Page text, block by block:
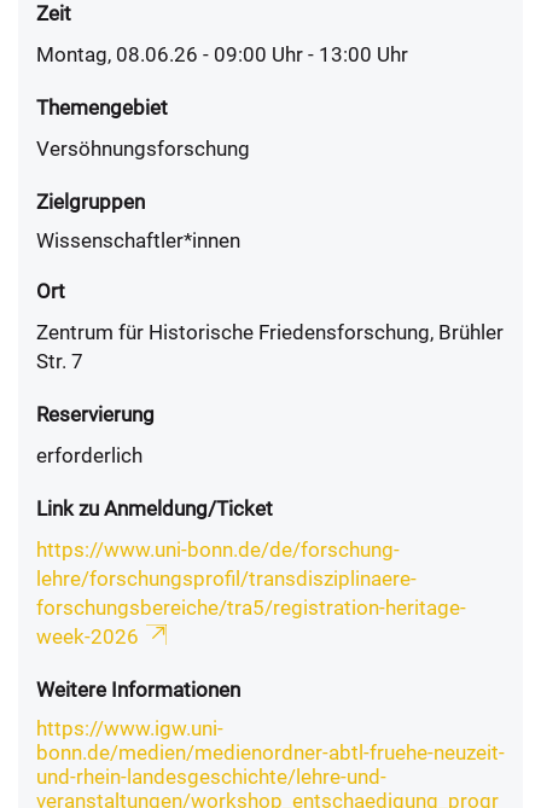
Zeit
Montag, 08.06.26 - 09:00 Uhr - 13:00 Uhr
Themengebiet
Versöhnungsforschung
Zielgruppen
Wissenschaftler*innen
Ort
Zentrum für Historische Friedensforschung, Brühler
Str. 7
Reservierung
erforderlich
Link zu Anmeldung/Ticket
https://www.uni-bonn.de/de/forschung-
lehre/forschungsprofil/transdisziplinaere-
forschungsbereiche/tra5/registration-heritage-
week-2026
Weitere Informationen
https://www.igw.uni-
bonn.de/medien/medienordner-abtl-fruehe-neuzeit-
und-rhein-landesgeschichte/lehre-und-
veranstaltungen/workshop_entschaedigung_progr